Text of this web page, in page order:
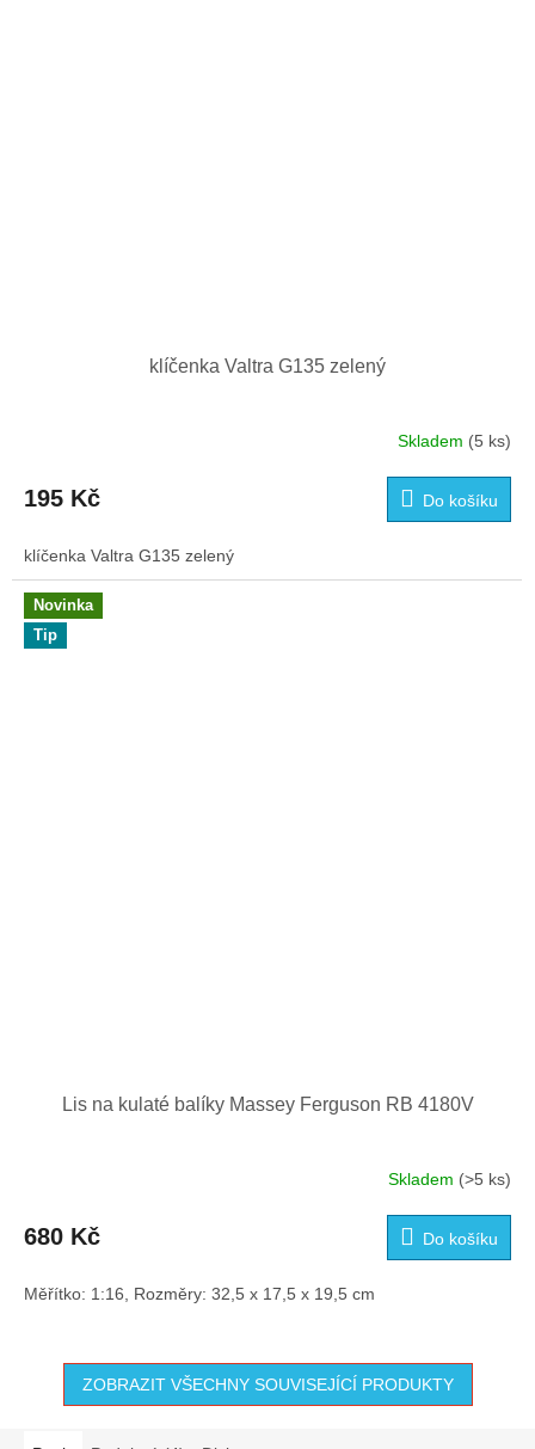
klíčenka Valtra G135 zelený
Skladem (5 ks)
195 Kč Do košíku
klíčenka Valtra G135 zelený
Novinka
Tip
Lis na kulaté balíky Massey Ferguson RB 4180V
Skladem (>5 ks)
680 Kč Do košíku
Měřítko: 1:16, Rozměry: 32,5 x 17,5 x 19,5 cm
ZOBRAZIT VŠECHNY SOUVISEJÍCÍ PRODUKTY